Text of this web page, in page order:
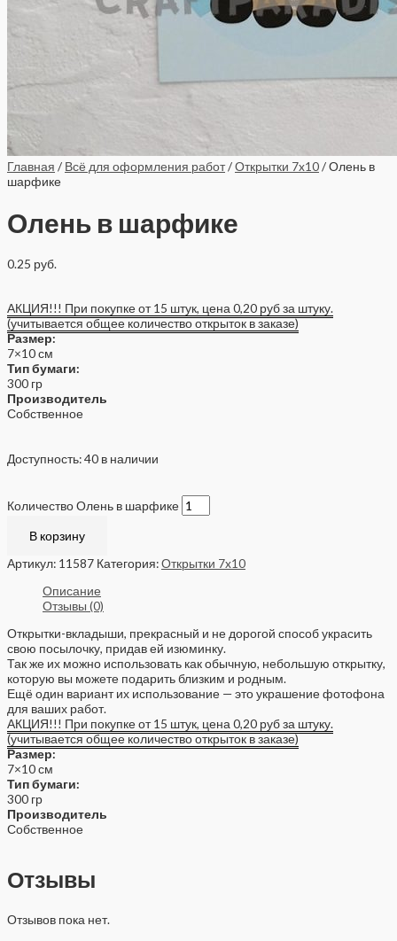
Главная / Всё для оформления работ/Открытки 7x10/ Олень в
шарфике
Олень в шарфике
0.25 руб.
АКЦИЯ!!! При покупке от 15 штук, цена 0,20 руб за штуку.
(учитывается общее количество открыток в заказе)
Размер:
7×10 см
Тип бумаги:
300 гр
Производитель
Собственное
Доступность:40 в наличии
Количество Олень в шарфике
В корзину
Артикул: 11587 Категория:Открытки 7x10
Описание
Отзывы (0)
Открытки-вкладыши, прекрасный и не дорогой способ украсить
свою посылочку, придав ей изюминку.
Так же их можно использовать как обычную, небольшую открытку,
которую вы можете подарить близким и родным.
Ещё один вариант их использование — это украшение фотофона
для ваших работ.
АКЦИЯ!!! При покупке от 15 штук, цена 0,20 руб за штуку.
(учитывается общее количество открыток в заказе)
Размер:
7×10 см
Тип бумаги:
300 гр
Производитель
Собственное
Отзывы
Отзывов пока нет.